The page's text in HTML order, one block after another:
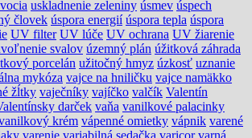
uskladnenie zeleniny úsmev úspech
človek úspora energií úspora tepla úspora
UV filter UV lúče UV ochrana UV žiarenie
svalov územný plán úžitková záhrada
porcelán užitočný hmyz úzkosť uznanie
mykóza vajce na hniličku vajce namäkko
žĺtky vaječníky vajíčko valčík Valentín
darček vaňa vanilkové palacinky
krém vápenné omietky vápnik varené
varenie variabilná sedačka varicor varná